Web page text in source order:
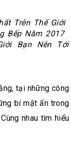
Trên Thế Giới
Bếp Năm 2017
Bạn Nên Tới
tại những công
bí mật ẩn trong
nhau tìm hiểu